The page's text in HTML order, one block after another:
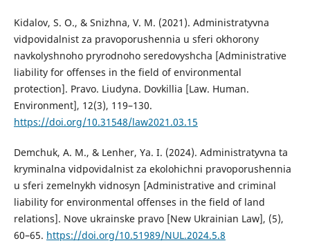
Kidalov, S. O., & Snizhna, V. M. (2021). Administratyvna
vidpovidalnist za pravoporushennia u sferi okhorony
navkolyshnoho pryrodnoho seredovyshcha [Administrative
liability for offenses in the field of environmental
protection]. Pravo. Liudyna. Dovkillia [Law. Human.
Environment], 12(3), 119–130.
https://doi.org/10.31548/law2021.03.15
Demchuk, A. M., & Lenher, Ya. I. (2024). Administratyvna ta
kryminalna vidpovidalnist za ekolohichni pravoporushennia
u sferi zemelnykh vidnosyn [Administrative and criminal
liability for environmental offenses in the field of land
relations]. Nove ukrainske pravo [New Ukrainian Law], (5),
60–65. https://doi.org/10.51989/NUL.2024.5.8